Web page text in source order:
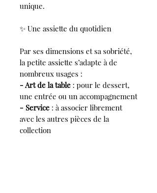
unique.
✨ Une assiette du quotidien
Par ses dimensions et sa sobriété,
la petite assiette s’adapte à de
nombreux usages :
- Art de la table : pour le dessert,
une entrée ou un accompagnement
- Service : à associer librement
avec les autres pièces de la
collection